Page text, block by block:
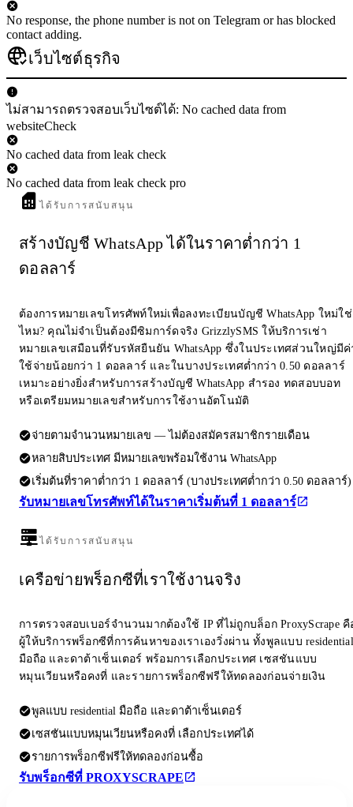
No response, the phone number is not on Telegram or has blocked
contact adding.
เว็บไซต์ธุรกิจ
ไม่สามารถตรวจสอบเว็บไซต์ได้: No cached data from
websiteCheck
No cached data from leak check
No cached data from leak check pro
ได้รับการสนับสนุน
สร้างบัญชี WhatsApp ได้ในราคาต่ำกว่า 1
ดอลลาร์
ต้องการหมายเลขโทรศัพท์ใหม่เพื่อลงทะเบียนบัญชี WhatsApp ใหม่ใช่
ไหม? คุณไม่จำเป็นต้องมีซิมการ์ดจริง GrizzlySMS ให้บริการเช่า
หมายเลขเสมือนที่รับรหัสยืนยัน WhatsApp ซึ่งในประเทศส่วนใหญ่มีค่
ใช้จ่ายน้อยกว่า 1 ดอลลาร์ และในบางประเทศต่ำกว่า 0.50 ดอลลาร์
เหมาะอย่างยิ่งสำหรับการสร้างบัญชี WhatsApp สำรอง ทดสอบบอท
หรือเตรียมหมายเลขสำหรับการใช้งานอัตโนมัติ
จ่ายตามจำนวนหมายเลข — ไม่ต้องสมัครสมาชิกรายเดือน
หลายสิบประเทศ มีหมายเลขพร้อมใช้งาน WhatsApp
เริ่มต้นที่ราคาต่ำกว่า 1 ดอลลาร์ (บางประเทศต่ำกว่า 0.50 ดอลลาร์)
รับหมายเลขโทรศัพท์ได้ในราคาเริ่มต้นที่ 1 ดอลลาร์
ได้รับการสนับสนุน
เครือข่ายพร็อกซีที่เราใช้งานจริง
การตรวจสอบเบอร์จำนวนมากต้องใช้ IP ที่ไม่ถูกบล็อก ProxyScrape คื
ผู้ให้บริการพร็อกซีที่การค้นหาของเราเองวิ่งผ่าน ทั้งพูลแบบ residential
มือถือ และดาต้าเซ็นเตอร์ พร้อมการเลือกประเทศ เซสชันแบบ
หมุนเวียนหรือคงที่ และรายการพร็อกซีฟรีให้ทดลองก่อนจ่ายเงิน
พูลแบบ residential มือถือ และดาต้าเซ็นเตอร์
เซสชันแบบหมุนเวียนหรือคงที่ เลือกประเทศได้
รายการพร็อกซีฟรีให้ทดลองก่อนซื้อ
รับพร็อกซีที่ PROXYSCRAPE